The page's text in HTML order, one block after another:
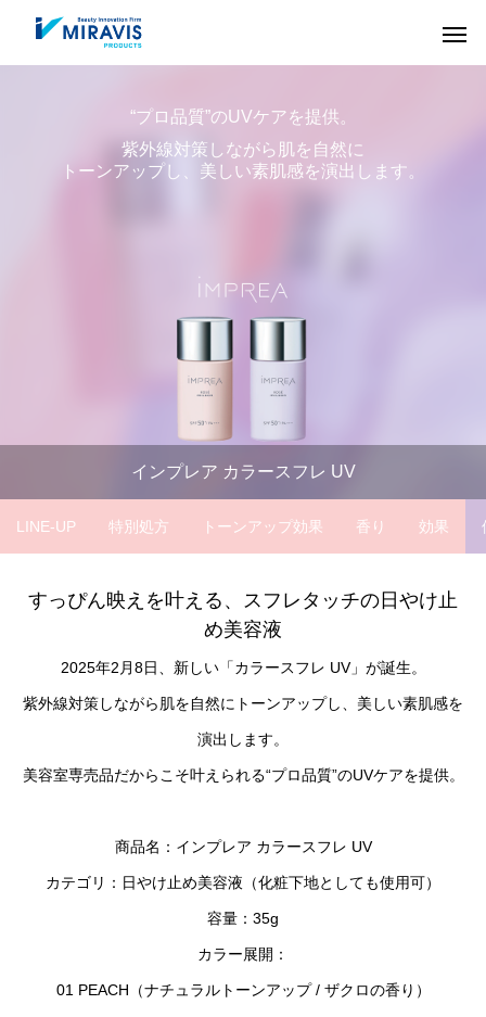
HAIR CARE
ヘアケア剤
COLOR
ヘアカラー剤
“プロ品質”のUVケアを提供。
紫外線対策しながら肌を自然に
トーンアップし、美しい素肌感を演出します。
インプレア カラースフレ UV
LINE-UP 特別処方 トーンアップ効果 香り 効果
すっぴん映えを叶える、スフレタッチの日やけ止
め美容液
2025年2月8日、新しい「カラースフレ UV」が誕生。
紫外線対策しながら肌を自然にトーンアップし、美しい素肌感を
演出します。
美容室専売品だからこそ叶えられる“プロ品質”のUVケアを提供。
商品名：インプレア カラースフレ UV
カテゴリ：日やけ止め美容液（化粧下地としても使用可）
容量：35g
カラー展開：
01 PEACH（ナチュラルトーンアップ / ザクロの香り）